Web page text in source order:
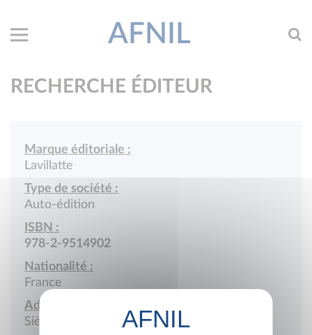
AFNIL
RECHERCHE ÉDITEUR
Marque éditoriale :
Lavillatte
Type de société :
Auto-édition
ISBN :
978-2-9514902
Nationalité :
France
Adresse :
Siège social